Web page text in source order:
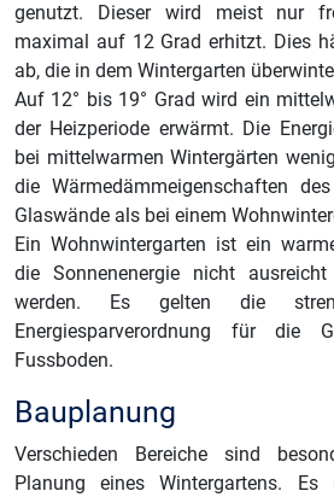
genutzt. Dieser wird meist nur
maximal auf 12 Grad erhitzt. Dies
ab, die in dem Wintergarten
Auf 12° bis 19° Grad wird ein
der Heizperiode erwärmt. Die
bei mittelwarmen Wintergärten
die Wärmedämmeigenschaften
Glaswände als bei einem
Ein Wohnwintergarten ist ein
die Sonnenenergie nicht
werden. Es gelten die
Energiesparverordnung für die
Fussboden.
Bauplanung
Verschieden Bereiche sind
Planung eines Wintergartens. Es